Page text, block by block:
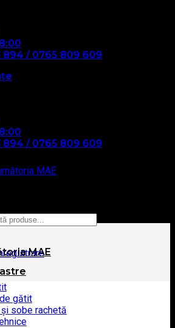
894 / 0765 809 609
894 / 0765 809 609
MAE
gătit
sobe rachetă